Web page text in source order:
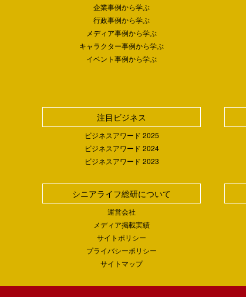
企業事例から学ぶ
行政事例から学ぶ
メディア事例から学ぶ
キャラクター事例から学ぶ
イベント事例から学ぶ
注目ビジネス
ビジネスアワード 2025
ビジネスアワード 2024
ビジネスアワード 2023
シニアライフ総研について
運営会社
メディア掲載実績
サイトポリシー
プライバシーポリシー
サイトマップ